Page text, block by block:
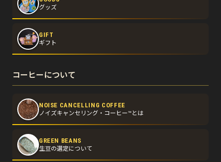
グッズ
GIFT
ギフト
コーヒーについて
NOISE CANCELLING COFFEE
ノイズキャンセリング・コーヒー™とは
GREEN BEANS
生豆の選定について